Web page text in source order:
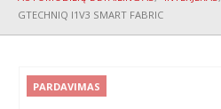
GTECHNIQ I1V3 SMART FABRIC
PARDAVIMAS